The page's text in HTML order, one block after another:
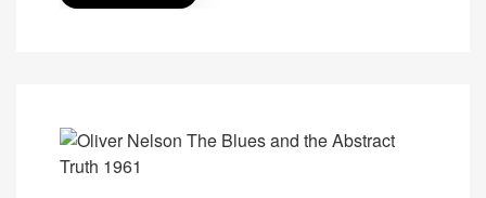
(Яндекс.Метрика).
Маркетинговые